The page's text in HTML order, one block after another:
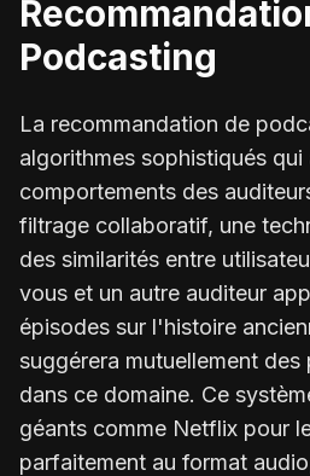
Podcasting
La recommandation de
algorithmes sophistiqués
comportements des
filtrage collaboratif, une
des similarités entre
vous et un autre auditeur
épisodes sur l'histoire
suggérera mutuellement
dans ce domaine. Ce
géants comme Netflix pour
parfaitement au format